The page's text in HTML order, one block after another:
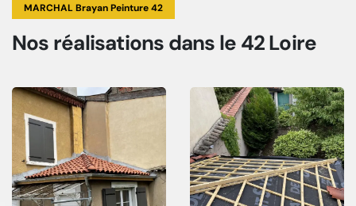
MARCHAL Brayan Peinture 42
Nos réalisations dans le 42 Loire